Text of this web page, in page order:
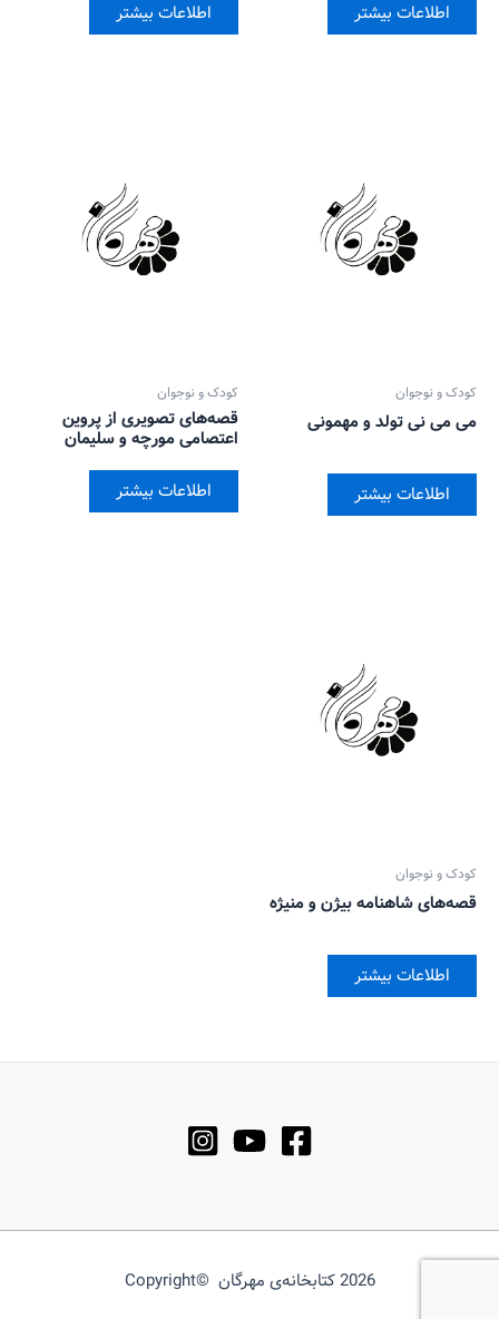
اطلاعات بیشتر اطلاعات بیشتر
کودک و نوجوان
می می نی تولد و مهمونی
اطلاعات بیشتر
کودک و نوجوان
قصه‌های تصویری از پروین
اعتصامی مورچه و سلیمان
اطلاعات بیشتر
کودک و نوجوان
قصه‌های شاهنامه بیژن و منیژه
اطلاعات بیشتر
2026 کتابخانه‌ی مهرگان ©Copyright